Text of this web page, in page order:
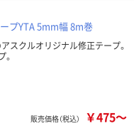
プYTA 5mm幅 8m巻
スクルオリジナル修正テープ。
。
販売価格（税込） ￥475～